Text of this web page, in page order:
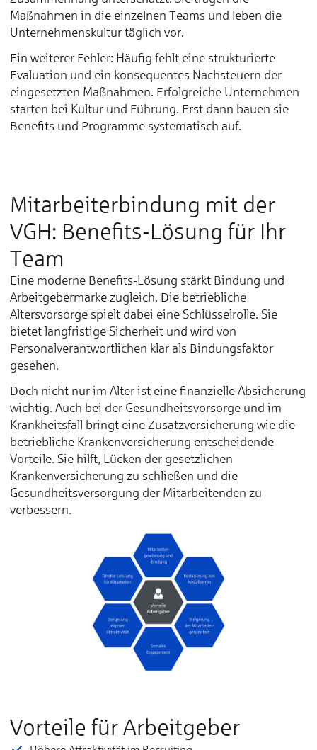
Maßnahmen in die einzelnen Teams und leben die
Unternehmenskultur täglich vor.
Ein weiterer Fehler: Häufig fehlt eine strukturierte
Evaluation und ein konsequentes Nachsteuern der
eingesetzten Maßnahmen. Erfolgreiche Unternehmen
starten bei Kultur und Führung. Erst dann bauen sie
Benefits und Programme systematisch auf.
Mitarbeiterbindung mit der
VGH: Benefits-Lösung für Ihr
Team
Eine moderne Benefits-Lösung stärkt Bindung und
Arbeitgebermarke zugleich. Die betriebliche
Altersvorsorge spielt dabei eine Schlüsselrolle. Sie
bietet langfristige Sicherheit und wird von
Personalverantwortlichen klar als Bindungsfaktor
gesehen.
Doch nicht nur im Alter ist eine finanzielle Absicherung
wichtig. Auch bei der Gesundheitsvorsorge und im
Krankheitsfall bringt eine Zusatzversicherung wie die
betriebliche Krankenversicherung entscheidende
Vorteile. Sie hilft, Lücken der gesetzlichen
Krankenversicherung zu schließen und die
Gesundheitsversorgung der Mitarbeitenden zu
verbessern.
Vorteile für Arbeitgeber